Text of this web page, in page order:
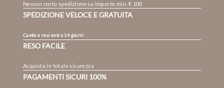
Nessun costo spedizione su importo min. € 100
SPEDIZIONE VELOCE E GRATUITA
Cambi e resi entro 14 giorni
RESO FACILE
Acquista in totale sicurezza
PAGAMENTI SICURI 100%